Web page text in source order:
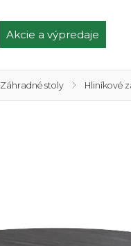
Akcie a výpredaje
Záhradné stoly / Hliníkové